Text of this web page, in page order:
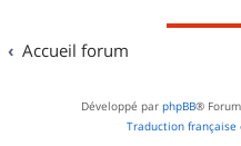
Accueil forum
Développé par phpBB®
Traduction française